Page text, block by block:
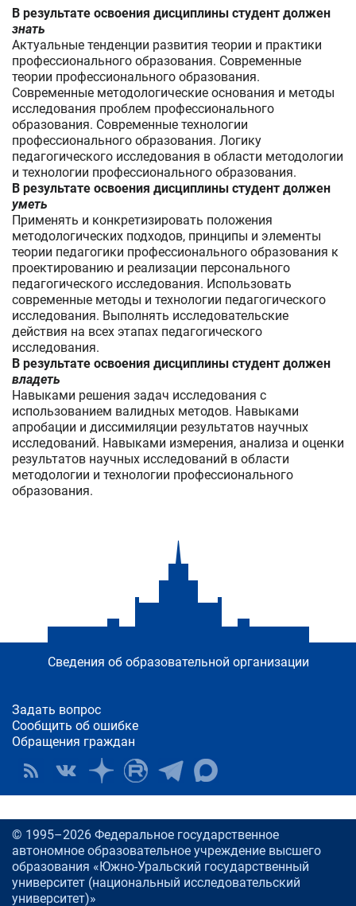
В результате освоения дисциплины студент должен
знать
Актуальные тенденции развития теории и практики
профессионального образования. Современные
теории профессионального образования.
Современные методологические основания и методы
исследования проблем профессионального
образования. Современные технологии
профессионального образования. Логику
педагогического исследования в области методологии
и технологии профессионального образования.
В результате освоения дисциплины студент должен
уметь
Применять и конкретизировать положения
методологических подходов, принципы и элементы
теории педагогики профессионального образования к
проектированию и реализации персонального
педагогического исследования. Использовать
современные методы и технологии педагогического
исследования. Выполнять исследовательские
действия на всех этапах педагогического
исследования.
В результате освоения дисциплины студент должен
владеть
Навыками решения задач исследования с
использованием валидных методов. Навыками
апробации и диссимиляции результатов научных
исследований. Навыками измерения, анализа и оценки
результатов научных исследований в области
методологии и технологии профессионального
образования.
Сведения об образовательной организации
Задать вопрос
Сообщить об ошибке
Обращения граждан
© 1995–2026 Федеральное государственное
автономное образовательное учреждение высшего
образования «Южно-Уральский государственный
университет (национальный исследовательский
университет)»